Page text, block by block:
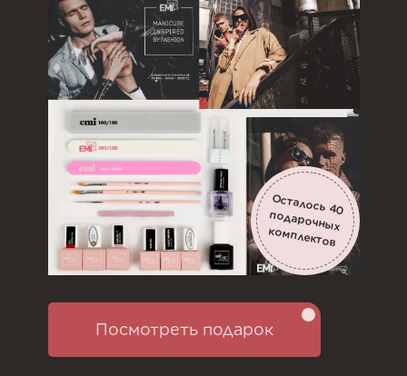
Осталось40
подарочных
комплектов
Посмотреть подарок